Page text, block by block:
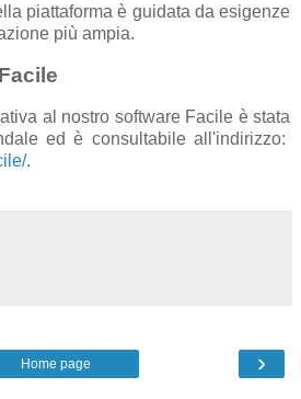
piattaforma è guidata da esigenze
più ampia.
al nostro software Facile è stata
ed è consultabile all'indirizzo:
.
›
Home page